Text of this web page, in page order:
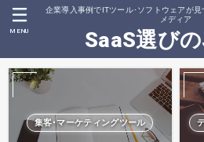
企業導入事例でITツール･ソフトウェアが
メディア
SaaS選び
MENU
集客･マーケティングツール